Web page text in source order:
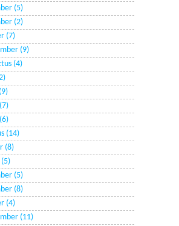
(5)
(2)
(7)
(9)
(4)
(14)
(8)
(5)
(8)
(4)
(11)